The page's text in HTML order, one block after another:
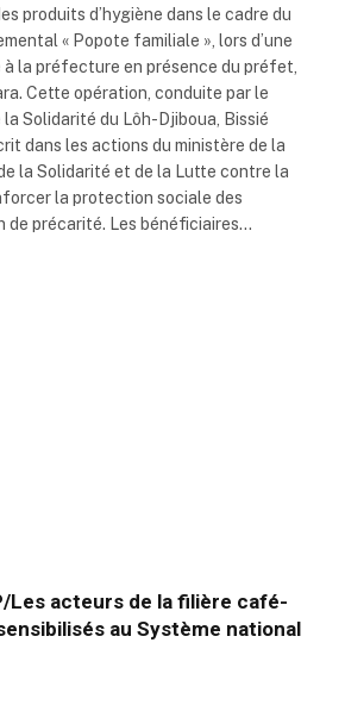
produits d’hygiène dans le cadre du
« Popote familiale », lors d’une
à la préfecture en présence du préfet,
Cette opération, conduite par le
Solidarité du Lôh-Djiboua, Bissié
dans les actions du ministère de la
la Solidarité et de la Lutte contre la
la protection sociale des
de précarité. Les bénéficiaires…
Les acteurs de la filière café-
au Système national